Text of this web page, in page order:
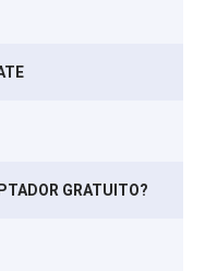
GRATUITO?